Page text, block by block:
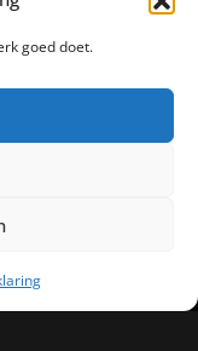
goed doet.